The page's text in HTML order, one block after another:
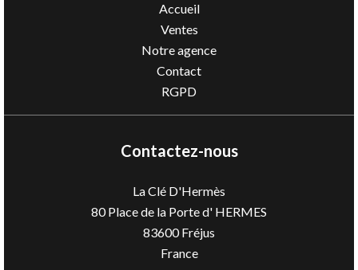
Accueil
Ventes
Notre agence
Contact
RGPD
Contactez-nous
La Clé D'Hermès
80 Place de la Porte d' HERMES
83600Fréjus
France